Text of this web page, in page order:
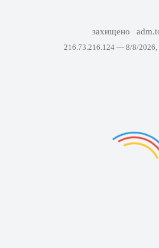
захищено
216.73.216.124 — 8/8/2026,